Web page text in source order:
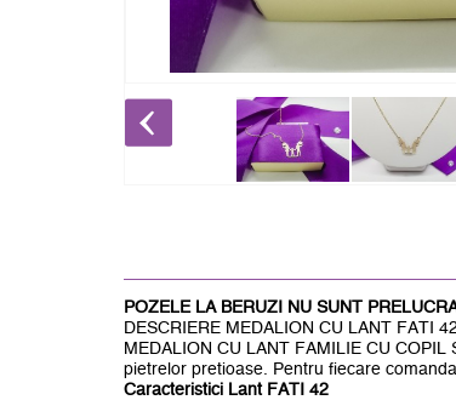
POZELE LA BERUZI NU SUNT
DESCRIERE MEDALION CU LANT FATI
MEDALION CU LANT FAMILIE CU
pietrelor pretioase. Pentru fiecare
Caracteristici Lant FATI 42